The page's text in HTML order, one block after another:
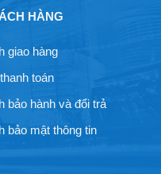
HÀNG
giao hàng
toán
bảo hành và đổi trả
bảo mật thông tin